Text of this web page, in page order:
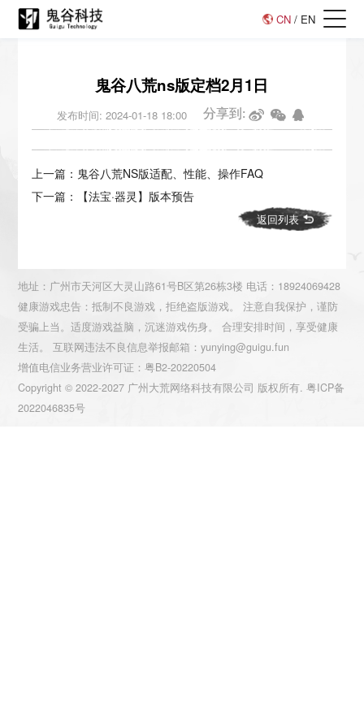
CN / EN
鬼谷八荒ns版定档2月1日
发布时间: 2024-01-18 18:00 分享到:
上一篇：鬼谷八荒NS版适配、性能、操作FAQ
下一篇：【法宝·器灵】版本预告
返回列表
地址：广州市天河区大灵山路61号B区第26栋3楼 电话：18924069428
健康游戏忠告：抵制不良游戏，拒绝盗版游戏。 注意自我保护，谨防
受骗上当。适度游戏益脑，沉迷游戏伤身。 合理安排时间，享受健康
生活。 互联网违法不良信息举报邮箱：yunying@guigu.fun
增值电信业务营业许可证：粤B2-20220504
Copyright © 2022-2027 广州大荒网络科技有限公司 版权所有.粤ICP备
2022046835号